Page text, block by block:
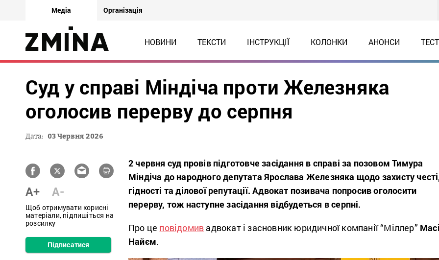
Медіа Організація
НОВИНИ ТЕКСТИ ІНСТРУКЦІЇ КОЛОНКИ АНОНСИ
Суд у справі Міндіча проти Железняка
оголосив перерву до серпня
Дата: 03 Червня 2026
A+ A-
Щоб отримувати корисні
матеріали, підпишіться на
розсилку
Підписатися
2 червня суд провів підготовче засідання в справі за позовом Тимура
Міндіча до народного депутата Ярослава Железняка щодо захисту
гідності та ділової репутації. Адвокат позивача попросив оголосити
перерву, тож наступне засідання відбудеться в серпні.
Про це повідомив адвокат і засновник юридичної компанії “Міллер” Масі
Найєм.